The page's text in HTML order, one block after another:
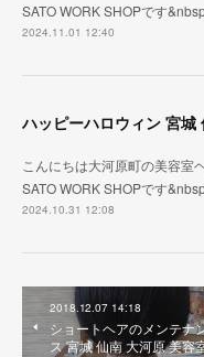
SATO WORK SHOPです
2024.11.01 12:40
こんにちは大河原町の美容室
SATO WORK SHOPです
2024.10.31 12:08
2018.12.07 14:18
ショートヘアのメンテナ
ス 宮城 仙南 大河原 美容